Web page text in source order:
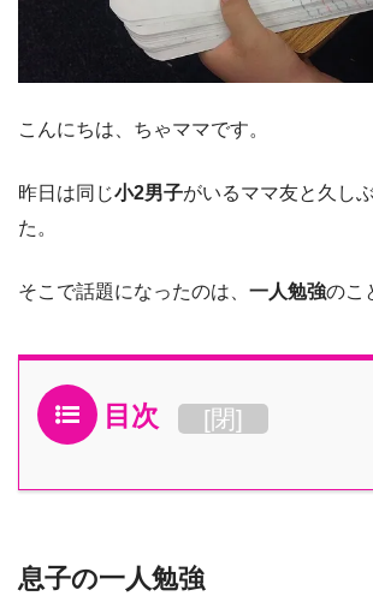
こんにちは、ちゃママです。
昨日は同じ小2男子がいるママ友と久し
た。
そこで話題になったのは、 一人勉強のこ
目次 [閉]
息子の一人勉強